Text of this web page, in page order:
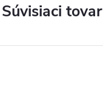
Súvisiaci tovar